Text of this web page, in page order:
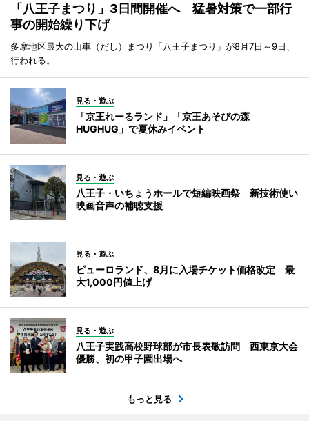
「八王子まつり」3日間開催へ 猛暑対策で一部行
事の開始繰り下げ
多摩地区最大の山車（だし）まつり「八王子まつり」が8月7日～9日、
行われる。
見る・遊ぶ
「京王れーるランド」「京王あそびの森
HUGHUG」で夏休みイベント
見る・遊ぶ
八王子・いちょうホールで短編映画祭 新技術使い
映画音声の補聴支援
見る・遊ぶ
ピューロランド、8月に入場チケット価格改定 最
大1,000円値上げ
見る・遊ぶ
八王子実践高校野球部が市長表敬訪問 西東京大会
優勝、初の甲子園出場へ
もっと見る